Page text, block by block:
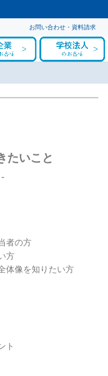
お問い合わせ・資料請求
たいこと
者の方
方
像を知りたい方
ト